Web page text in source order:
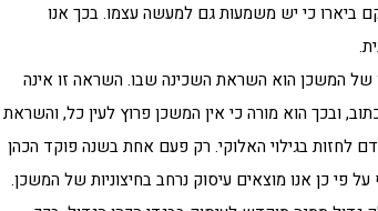
ביארו כי יש משמעות גם למעשה עצמו. בכך אנו
של המשכן הוא השראת השכינה שבו. השראה זו אינה
ובכך הוא מורה כי אין המשכן פרוץ לעין כל, והשראת
לחזות בגילוי האלוקי. רק פעם אחת בשנה פוקד הכהן
כן אנו מוצאים עיסוק נרחב בחיצוניות של המשכן.